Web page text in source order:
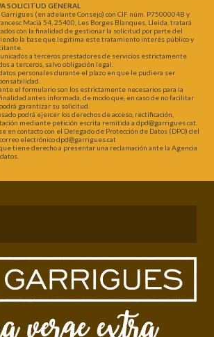
SOLICITUD GENERAL
Garrigues (en adelante Consejo) con CIF núm. P7500004B y
Macià 54, 25400, Les Borges Blanques, Lleida, tratará
con la finalidad de gestionar la solicitud por parte del
la base que legitima este tratamiento interés público y
a terceros prestadores de servicios estrictamente
a terceros, salvo obligación legal.
personales durante el plazo en que le pudiera ser
el formulario son los estrictamente necesarios para la
antes informada, de modo que, en caso de no facilitar
garantizar su solicitud.
podrá ejercer los derechos de acceso, rectificación,
mediante petición escrita remitida a dpd@garrigues.cat.
en contacto con el Delegado de Protección de Datos (DPO) del
electrónico dpd@garrigues.cat
tiene derecho a presentar una reclamación ante la Agencia